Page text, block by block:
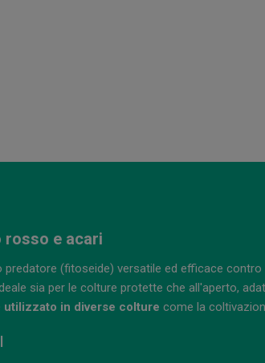
e acari
(fitoseide) versatile ed efficace contro
sia per le colture protette che all'aperto,
utilizzato in diverse colture come la